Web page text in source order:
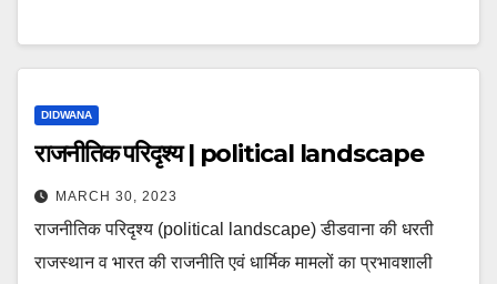
DIDWANA
राजनीतिक परिदृश्य | political landscape
MARCH 30, 2023
राजनीतिक परिदृश्य (political landscape) डीडवाना की धरती
राजस्थान व भारत की राजनीति एवं धार्मिक मामलों का प्रभावशाली